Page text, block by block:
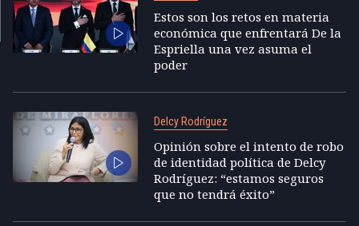
Estos son los retos en materia
económica que enfrentará De la
Espriella una vez asuma el
poder
Delcy Rodríguez
Opinión sobre el intento de robo
de identidad política de Delcy
Rodríguez: “estamos seguros
que no tendrá éxito”